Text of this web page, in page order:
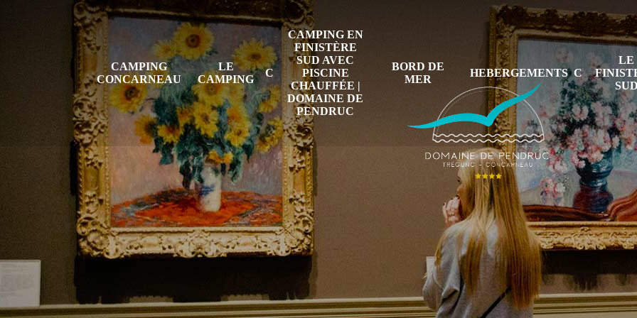
CAMPING
CONCARNEAU
LE
CAMPING
CAMPING EN
FINISTÈRE
SUD AVEC
PISCINE
CHAUFFÉE |
DOMAINE DE
PENDRUC
BORD DE
MER
HEBERGEMENTS
LE